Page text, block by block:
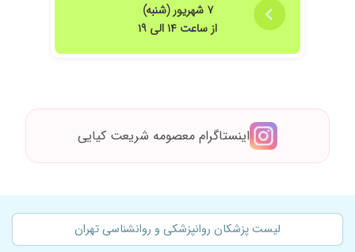
۷ شهریور (شنبه)
از ساعت ۱۴ الی ۱۹
اینستاگرام معصومه شریعت کیایی
لیست پزشکان روانپزشکی و روانشناسی تهران